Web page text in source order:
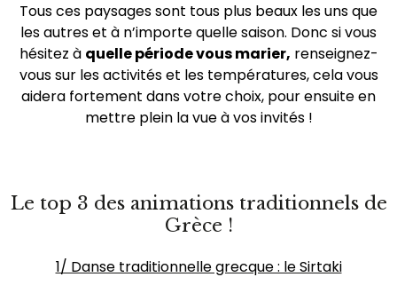
Tous ces paysages sont tous plus beaux les uns que
les autres et à n’importe quelle saison. Donc si vous
hésitez à quelle période vous marier, renseignez-
vous sur les activités et les températures, cela vous
aidera fortement dans votre choix, pour ensuite en
mettre plein la vue à vos invités !
Le top 3 des animations traditionnels de
Grèce !
1/ Danse traditionnelle grecque : le Sirtaki